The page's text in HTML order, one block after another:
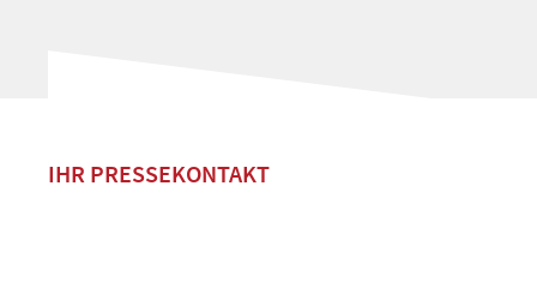
IHR PRESSEKONTAKT